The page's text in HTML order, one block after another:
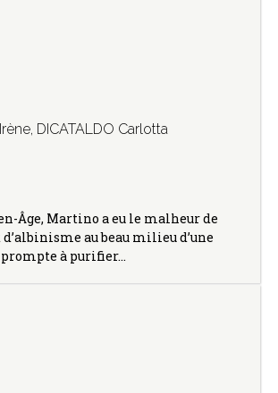
, DICATALDO Carlotta
Âge, Martino a eu le malheur de
au beau milieu d’une
à purifier…